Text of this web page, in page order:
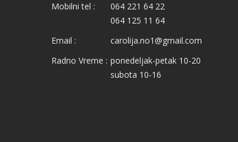
Mobilni tel :
064 221 64 22
064 125 11 64
Email :
carolija.no1@gmail.com
Radno Vreme : ponedeljak-petak 10-20
subota 10-16